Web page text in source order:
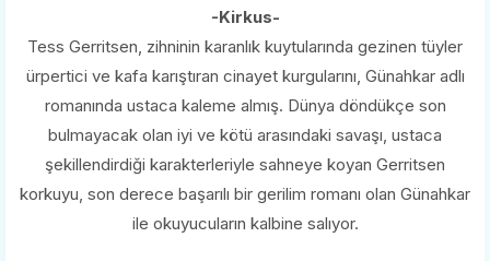
-Kirkus-
Tess Gerritsen, zihninin karanlık kuytularında gezinen tüyler
ürpertici ve kafa karıştıran cinayet kurgularını, Günahkar adlı
romanında ustaca kaleme almış. Dünya döndükçe son
bulmayacak olan iyi ve kötü arasındaki savaşı, ustaca
şekillendirdiği karakterleriyle sahneye koyan Gerritsen
korkuyu, son derece başarılı bir gerilim romanı olan Günahkar
ile okuyucuların kalbine salıyor.